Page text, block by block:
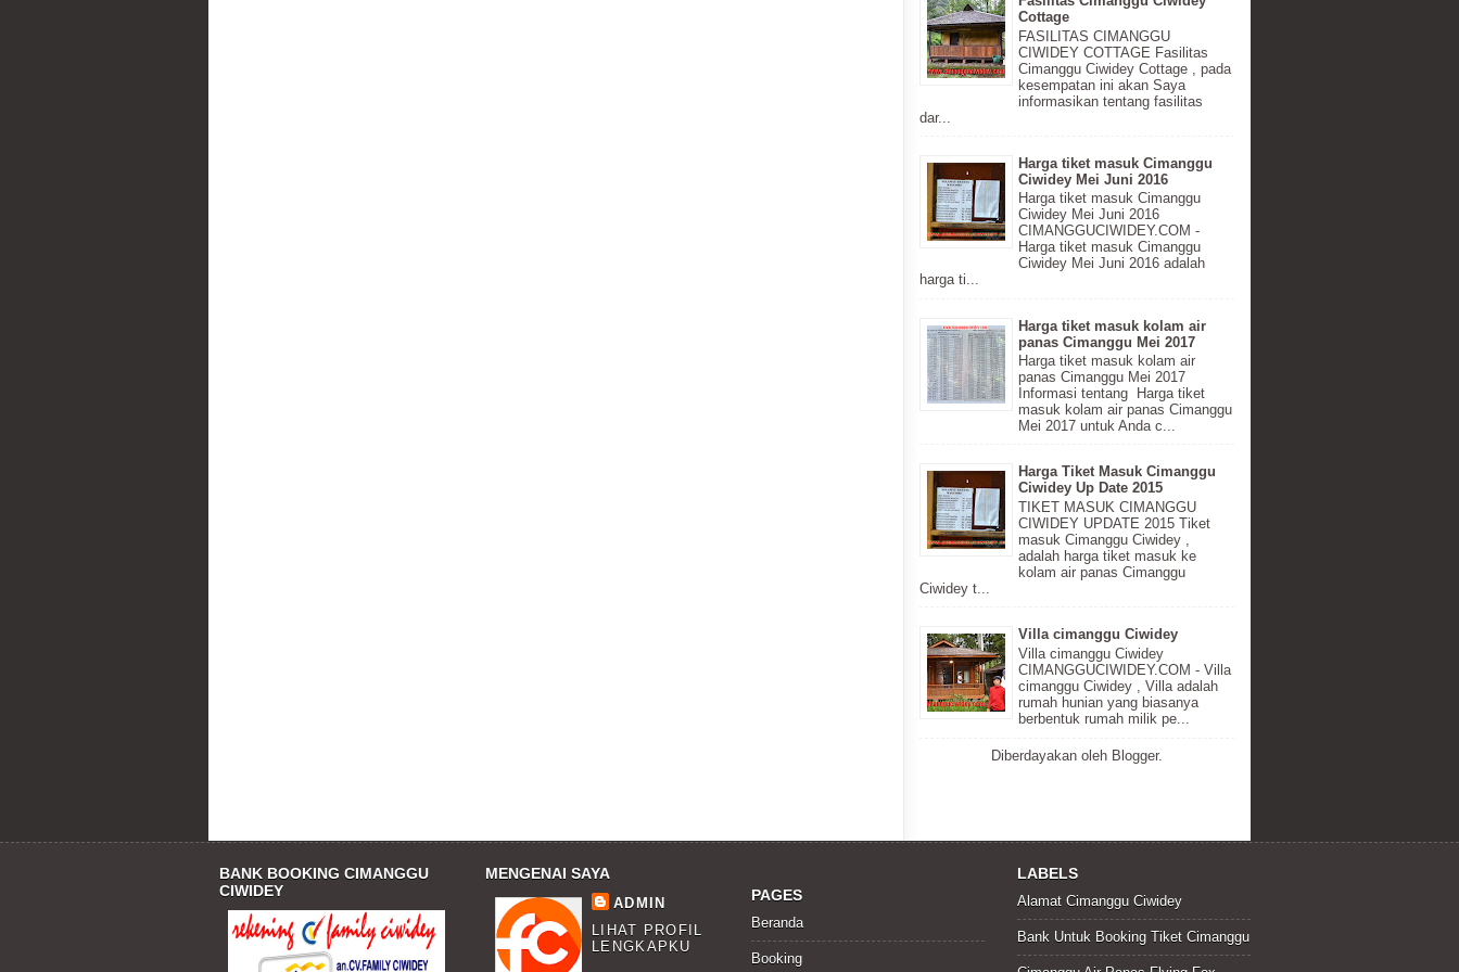
Cottage
FASILITAS CIMANGGU
CIWIDEY COTTAGE Fasilitas
Cimanggu Ciwidey Cottage , pada
kesempatan ini akan Saya
informasikan tentang fasilitas
dar...
Harga tiket masuk Cimanggu
Ciwidey Mei Juni 2016
Harga tiket masuk Cimanggu
Ciwidey Mei Juni 2016
CIMANGGUCIWIDEY.COM -
Harga tiket masuk Cimanggu
Ciwidey Mei Juni 2016 adalah
harga ti...
Harga tiket masuk kolam air
panas Cimanggu Mei 2017
Harga tiket masuk kolam air
panas Cimanggu Mei 2017
Informasi tentang Harga tiket
masuk kolam air panas Cimanggu
Mei 2017 untuk Anda c...
Harga Tiket Masuk Cimanggu
Ciwidey Up Date 2015
TIKET MASUK CIMANGGU
CIWIDEY UPDATE 2015 Tiket
masuk Cimanggu Ciwidey ,
adalah harga tiket masuk ke
kolam air panas Cimanggu
Ciwidey t...
Villa cimanggu Ciwidey
Villa cimanggu Ciwidey
CIMANGGUCIWIDEY.COM - Villa
cimanggu Ciwidey , Villa adalah
rumah hunian yang biasanya
berbentuk rumah milik pe...
Diberdayakan oleh Blogger.
BANK BOOKING CIMANGGU
CIWIDEY
MENGENAI SAYA
ADMIN
LIHAT PROFIL
LENGKAPKU
PAGES
Beranda
Booking
LABELS
Alamat Cimanggu Ciwidey
Bank Untuk Booking Tiket Cimanggu